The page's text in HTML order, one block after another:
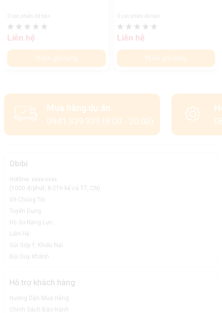
0 sản phẩm đã bán
Liên hệ
Thêm giỏ hàng
0 sản phẩm đã bán
Liên hệ
Thêm giỏ hàng
Mua hàng dự án
0941 339 339 (8:00 - 20:00)
Obibi
Hotline: xxxx-xxxx
(1000 đ/phút, 8-21h kể cả T7, CN)
Về Chúng Tôi
Tuyển Dụng
Hồ Sơ Năng Lực
Liên Hệ
Gửi Góp Ý, Khiếu Nại
Bùi Duy Khánh
Hỗ trợ khách hàng
Hướng Dẫn Mua Hàng
Chính Sách Bảo Hành